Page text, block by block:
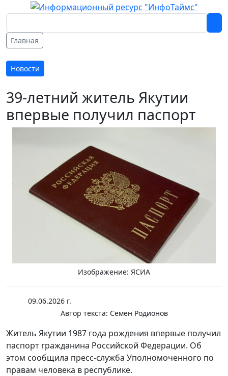
Главная
Новости
39-летний житель Якутии
впервые получил паспорт
Изображение: ЯСИА
09.06.2026 г.
Автор текста: Семен Родионов
Житель Якутии 1987 года рождения впервые получил
паспорт гражданина Российской Федерации. Об
этом сообщила пресс-служба Уполномоченного по
правам человека в республике.